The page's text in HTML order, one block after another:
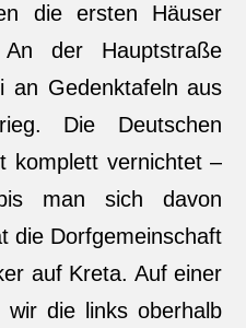
die ersten Häuser
der Hauptstraße
an Gedenktafeln aus
Die Deutschen
komplett vernichtet –
man sich davon
die Dorfgemeinschaft
auf Kreta. Auf einer
wir die links oberhalb